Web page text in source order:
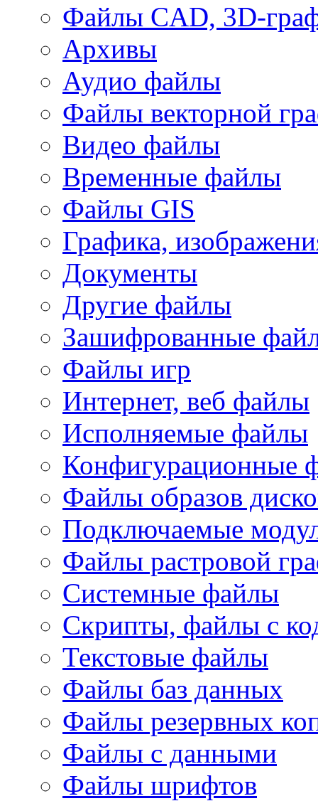
Файлы CAD, 3D-
Архивы
Аудио файлы
Файлы векторной
Видео файлы
Временные файлы
Файлы GIS
Графика,
Документы
Другие файлы
Зашифрованные
Файлы игр
Интернет, веб файлы
Исполняемые файлы
Конфигурационные
Файлы образов
Подключаемые
Файлы растровой
Системные файлы
Скрипты, файлы с
Текстовые файлы
Файлы баз данных
Файлы резервных
Файлы с данными
Файлы шрифтов